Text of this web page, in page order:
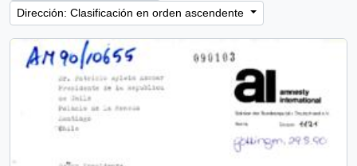
Dirección: Clasificación en orden ascendente